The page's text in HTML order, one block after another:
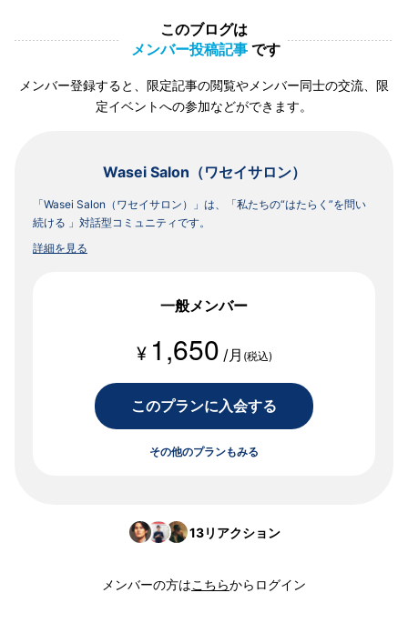
このブログは
メンバー投稿記事 です
メンバー登録すると、限定記事の閲覧やメンバー同士の交流、限
定イベントへの参加などができます。
Wasei Salon（ワセイサロン）
「Wasei Salon（ワセイサロン）」は、「私たちの“はたらく”を問い
続ける 」対話型コミュニティです。
詳細を見る
一般メンバー
¥ 1,650 /月 (税込)
このプランに入会する
その他のプランもみる
13リアクション
メンバーの方はこちらからログイン